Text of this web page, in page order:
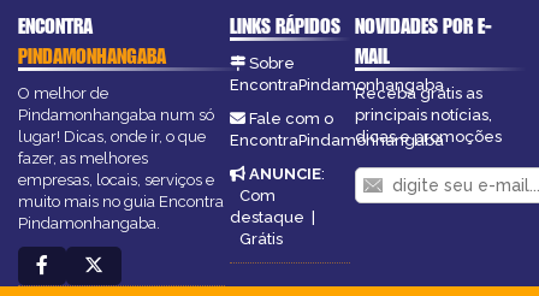
ENCONTRA
PINDAMONHANGABA
O melhor de
Pindamonhangaba num só
lugar! Dicas, onde ir, o que
fazer, as melhores
empresas, locais, serviços e
muito mais no guia Encontra
Pindamonhangaba.
LINKS RÁPIDOS
Sobre
EncontraPindamonhangaba
Fale com o
EncontraPindamonhangaba
ANUNCIE:
Com
destaque |
Grátis
NOVIDADES POR E-
MAIL
Receba grátis as
principais notícias,
dicas e promoções